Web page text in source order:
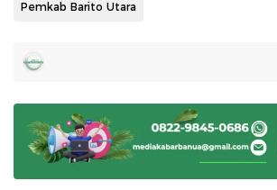
Pemkab Barito Utara